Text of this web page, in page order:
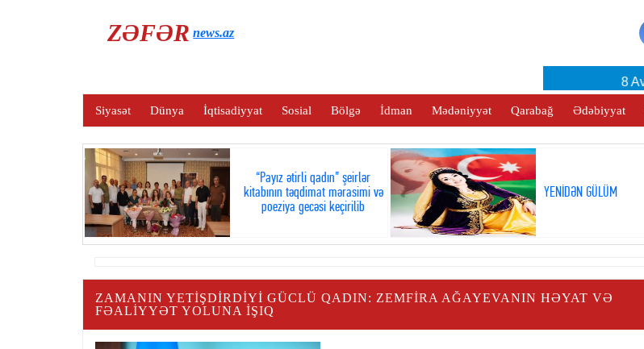
ZƏFƏRnews.az
8 Avq
Siyasət Dünya İqtisadiyyat Sosial Bölgə İdman Mədəniyyət Qarabağ Ədəbiyyat
“Payız ətirli qadın” şeirlər
kitabının təqdimat mərasimi və
poeziya gecəsi keçirilib
YENİDƏN GÜLÜM
ZAMANIN YETIŞDIRDIYI GÜCLÜ QADIN: ZEMFIRA AĞAYEVANIN HƏYAT VƏ
FƏALIYYƏT YOLUNA İŞIQ